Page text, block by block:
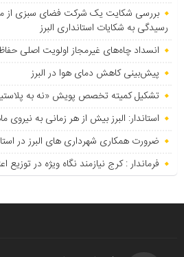
بررسی شکایت یک شرکت فضای سبزی از
رسیدگی به شکایات استانداری البرز
انسداد چاه‌های غیرمجاز اولویت اصلی
پیش‌بینی کاهش دمای هوا در البرز
تشکیل کمیته تخصص پویش «نه به
استاندار: البرز بیش از هر زمانی به نیروی
ضرورت همکاری شهرداری های البرز در
فرماندار : کرج نیازمند نگاه ویژه در توزیع